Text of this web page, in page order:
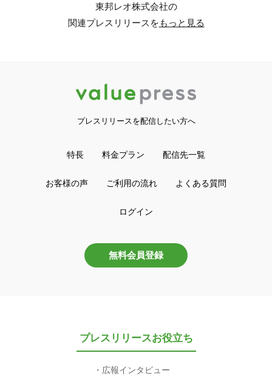
東邦レオ株式会社の
関連プレスリリースをもっと見る
プレスリリースを配信したい方へ
特長 料金プラン 配信先一覧
お客様の声 ご利用の流れ よくある質問
ログイン
無料会員登録
プレスリリースお役立ち
広報インタビュー